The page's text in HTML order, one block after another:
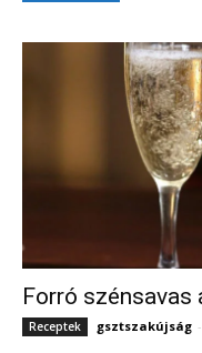
Forró szénsavas
Receptek gsztszakújság -